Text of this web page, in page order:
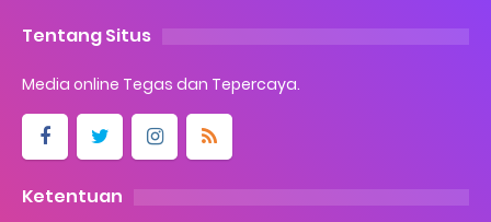
Tentang Situs
Media online Tegas dan Tepercaya.
Ketentuan